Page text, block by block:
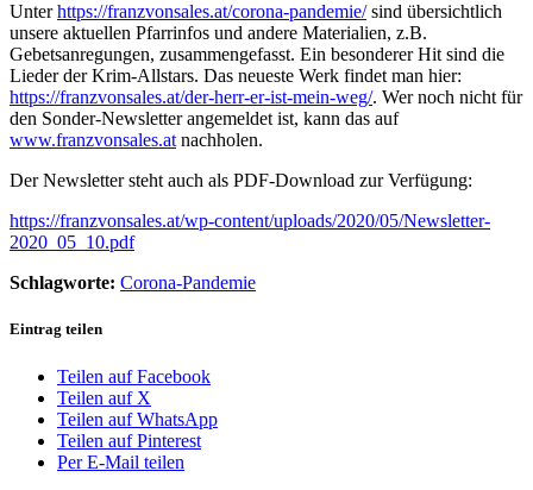
Unterhttps://franzvonsales.at/corona-pandemie/sind übersichtlich
unsere aktuellen Pfarrinfos und andere Materialien, z.B.
Gebetsanregungen, zusammengefasst. Ein besonderer Hit sind die
Lieder der Krim-Allstars. Das neueste Werk findet man hier:
https://franzvonsales.at/der-herr-er-ist-mein-weg/. Wer noch nicht für
den Sonder-Newsletter angemeldet ist, kann das auf
www.franzvonsales.at nachholen.
Der Newsletter steht auch als PDF-Download zur Verfügung:
https://franzvonsales.at/wp-content/uploads/2020/05/Newsletter-
2020_05_10.pdf
Schlagworte: Corona-Pandemie
Eintrag teilen
Teilen auf Facebook
Teilen auf X
Teilen auf WhatsApp
Teilen auf Pinterest
Per E-Mail teilen